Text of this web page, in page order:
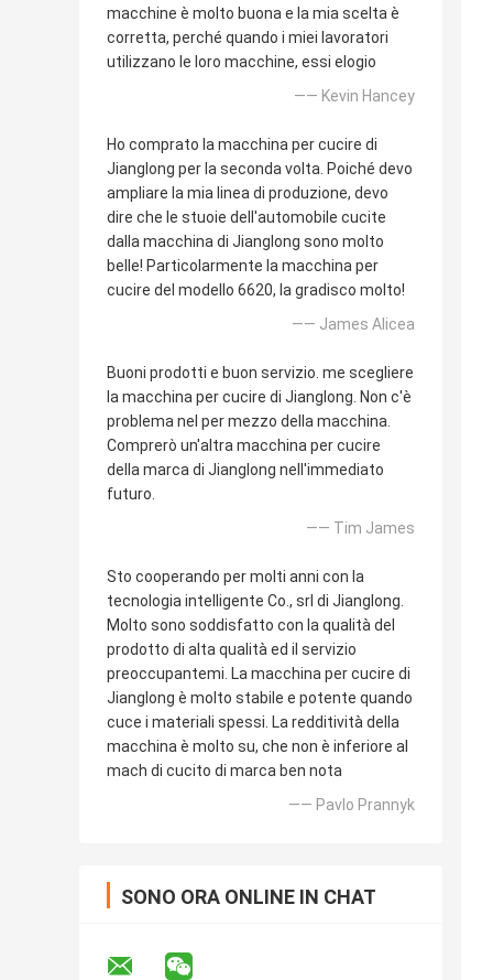
macchine è molto buona e la mia scelta è
corretta, perché quando i miei lavoratori
utilizzano le loro macchine, essi elogio
—— Kevin Hancey
Ho comprato la macchina per cucire di
Jianglong per la seconda volta. Poiché devo
ampliare la mia linea di produzione, devo
dire che le stuoie dell'automobile cucite
dalla macchina di Jianglong sono molto
belle! Particolarmente la macchina per
cucire del modello 6620, la gradisco molto!
—— James Alicea
Buoni prodotti e buon servizio. me scegliere
la macchina per cucire di Jianglong. Non c'è
problema nel per mezzo della macchina.
Comprerò un'altra macchina per cucire
della marca di Jianglong nell'immediato
futuro.
—— Tim James
Sto cooperando per molti anni con la
tecnologia intelligente Co., srl di Jianglong.
Molto sono soddisfatto con la qualità del
prodotto di alta qualità ed il servizio
preoccupantemi. La macchina per cucire di
Jianglong è molto stabile e potente quando
cuce i materiali spessi. La redditività della
macchina è molto su, che non è inferiore al
mach di cucito di marca ben nota
—— Pavlo Prannyk
SONO ORA ONLINE IN CHAT